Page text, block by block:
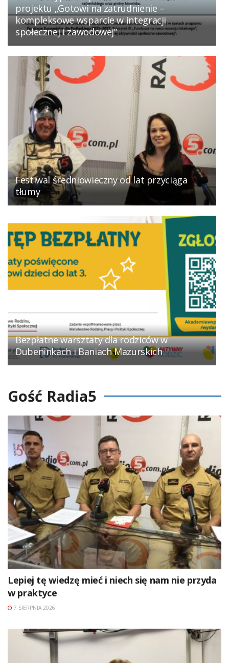
projektu „Gotowi na zatrudnienie –
kompleksowe wsparcie w integracji
społecznej i zawodowej”
Festiwal średniowieczny od lat przyciąga
tłumy
Bezpłatne warsztaty dla rodziców w
Dubeninkach i Baniach Mazurskich
Gość Radia5
Lepiej tę wiedzę mieć i niech się nam nie przyda
w praktyce
7 SIERPNIA 2026